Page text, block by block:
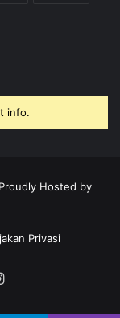
info.
Hosted by
Privasi
Instagram